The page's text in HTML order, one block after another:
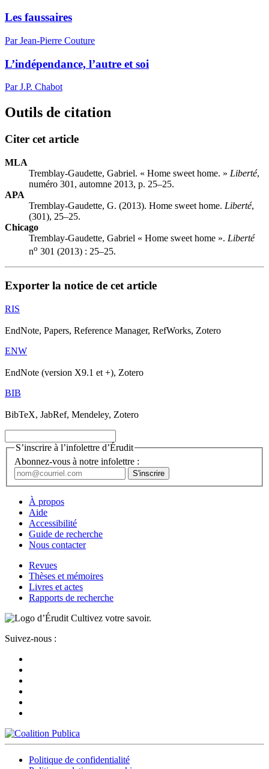
Les faussaires
Par Jean-Pierre Couture
L’indépendance, l’autre et soi
Par J.P. Chabot
Outils de citation
Citer cet article
MLA
Tremblay-Gaudette, Gabriel. « Home sweet home. » Liberté,
numéro 301, automne 2013, p. 25–25.
APA
Tremblay-Gaudette, G. (2013). Home sweet home. Liberté,
(301), 25–25.
Chicago
Tremblay-Gaudette, Gabriel « Home sweet home ». Liberté
no 301 (2013) : 25–25.
Exporter la notice de cet article
RIS
EndNote, Papers, Reference Manager, RefWorks, Zotero
ENW
EndNote (version X9.1 et +), Zotero
BIB
BibTeX, JabRef, Mendeley, Zotero
S’inscrire à l’infolettre d’Érudit
Abonnez-vous à notre infolettre :
À propos
Aide
Accessibilité
Guide de recherche
Nous contacter
Revues
Thèses et mémoires
Livres et actes
Rapports de recherche
Cultivez votre savoir.
Suivez-nous :
Politique de confidentialité